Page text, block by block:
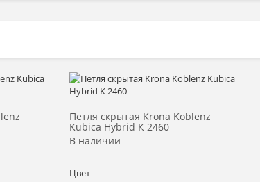
Петля скрытая Krona Koblenz
Kubica Hybrid К 2460
В наличии
Цвет
Выбрать >